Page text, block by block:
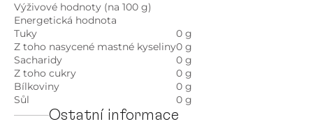
Výživové hodnoty (na 100 g)
Energetická hodnota
Tuky
0 g
Z toho nasycené mastné kyseliny0 g
Sacharidy
0 g
Z toho cukry
0 g
Bílkoviny
0 g
Sůl
0 g
Ostatní informace